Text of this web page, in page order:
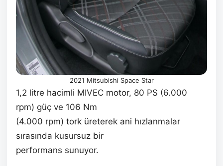
2021 Mitsubishi Space Star
1,2 litre hacimli MIVEC motor, 80 PS (6.000
rpm) güç ve 106 Nm
(4.000 rpm) tork üreterek ani hızlanmalar
sırasında kusursuz bir
performans sunuyor.